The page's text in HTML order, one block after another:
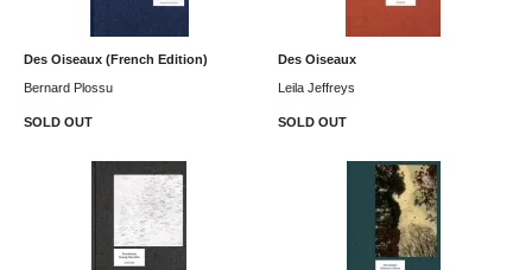
Des Oiseaux (French Edition)
Bernard Plossu
SOLD OUT
Des Oiseaux
Leila Jeffreys
SOLD OUT